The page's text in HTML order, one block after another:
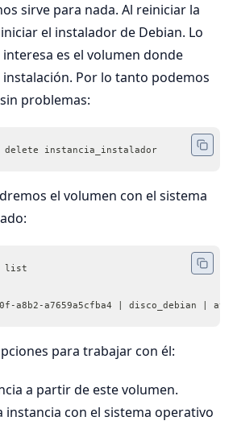
sirve para nada. Al reiniciar la
el instalador de Debian. Lo
es el volumen donde
Por lo tanto podemos
problemas:
delete instancia_instalador
el volumen con el sistema
list
450f-a8b2-a7659a5cfba4 |
para trabajar con él:
a partir de este volumen.
instancia con el sistema operativo